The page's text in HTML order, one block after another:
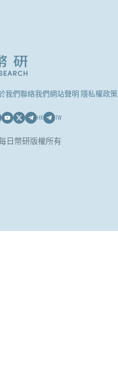
我們聯絡我們網站聲明 隱私權政策
HK TW
日幣研版權所有